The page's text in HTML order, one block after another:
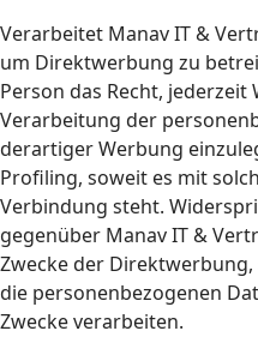
Verarbeitet Manav IT &
um Direktwerbung zu
Person das Recht,
Verarbeitung der
derartiger Werbung
Profiling, soweit es mit
Verbindung steht.
gegenüber Manav IT &
Zwecke der
die personenbezogenen
Zwecke verarbeiten.